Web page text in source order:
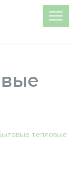
тепловые